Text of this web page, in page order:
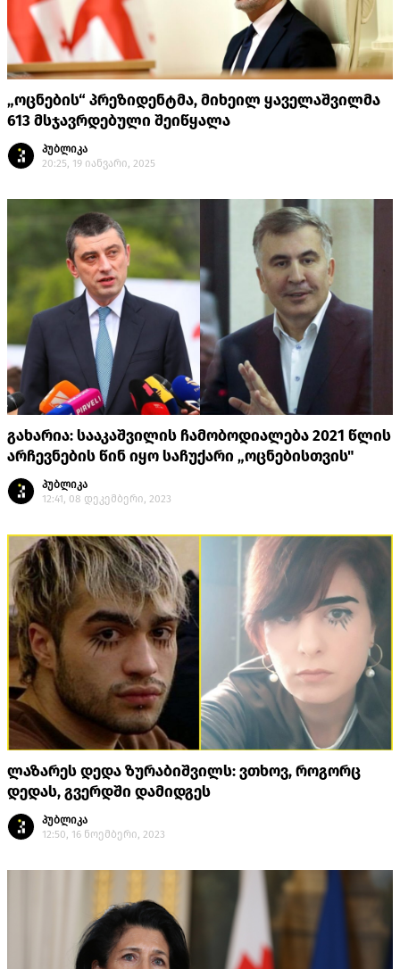
„ოცნების“ პრეზიდენტმა, მიხეილ ყაველაშვილმა
613 მსჯავრდებული შეიწყალა
პუბლიკა
20:25, 19 იანვარი, 2025
გახარია: სააკაშვილის ჩამობოდიალება 2021 წლის
არჩევნების წინ იყო საჩუქარი „ოცნებისთვის"
პუბლიკა
12:41, 08 დეკემბერი, 2023
ლაზარეს დედა ზურაბიშვილს: ვთხოვ, როგორც
დედას, გვერდში დამიდგეს
პუბლიკა
12:50, 16 ნოემბერი, 2023